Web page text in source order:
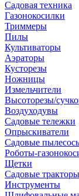
Садовая техника
Газонокосилки
Триммеры
Пилы
Культиваторы
Аэраторы
Кусторезы
Ножницы
Измельчители
Высоторезы/
Воздуходувы
Садовые тележки
Опрыскиватели
Садовые
Роботы-
Щетки
Садовые тракторы
Инструменты